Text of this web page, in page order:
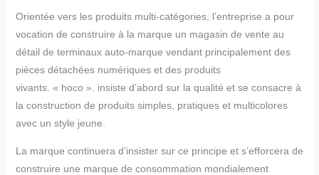
Orientée vers les produits multi-catégories, l’entreprise a pour
vocation de construire à la marque un magasin de vente au
détail de terminaux auto-marque vendant principalement des
pièces détachées numériques et des produits
vivants. « hoco ». insiste d’abord sur la qualité et se consacre à
la construction de produits simples, pratiques et multicolores
avec un style jeune.
La marque continuera d’insister sur ce principe et s’efforcera de
construire une marque de consommation mondialement